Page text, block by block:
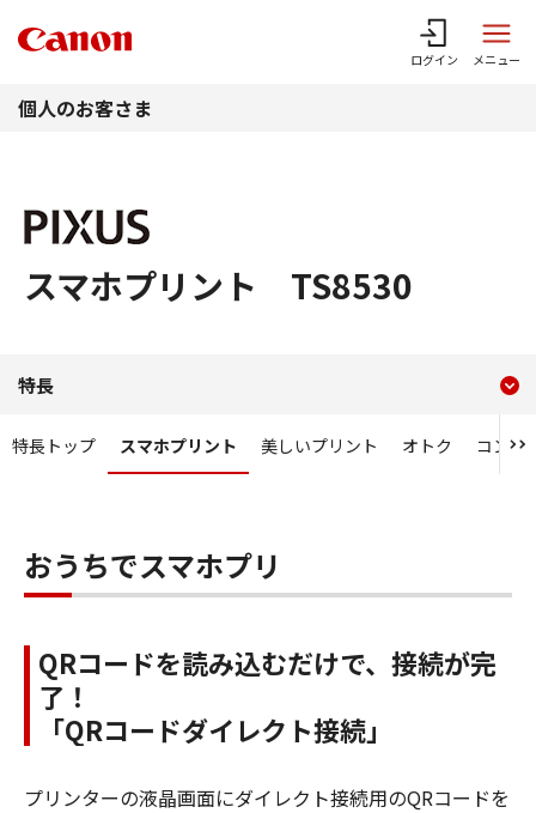
ログイン メニュー
個人のお客さま
スマホプリント TS8530
スマホプリント PIXUS
特長
特長トップ スマホプリント 美しいプリント オトク コンパ
おうちでスマホプリ
QRコードを読み込むだけで、接続が完
了！
「QRコードダイレクト接続」
プリンターの液晶画面にダイレクト接続用のQRコードを